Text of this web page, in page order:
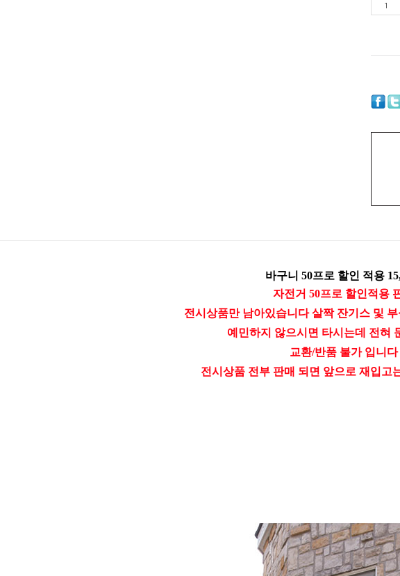
바구니 50프로 할인 적용
자전거 50프로 할인적용
전시상품만 남아있습니다 살짝 잔기스 및
예민하지 않으시면 타시는데 전혀
교환/반품 불가 입니다
전시상품 전부 판매 되면 앞으로 재입고